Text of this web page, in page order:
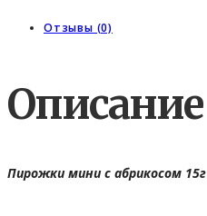
Отзывы (0)
Описание
Пирожки мини с абрикосом 15г